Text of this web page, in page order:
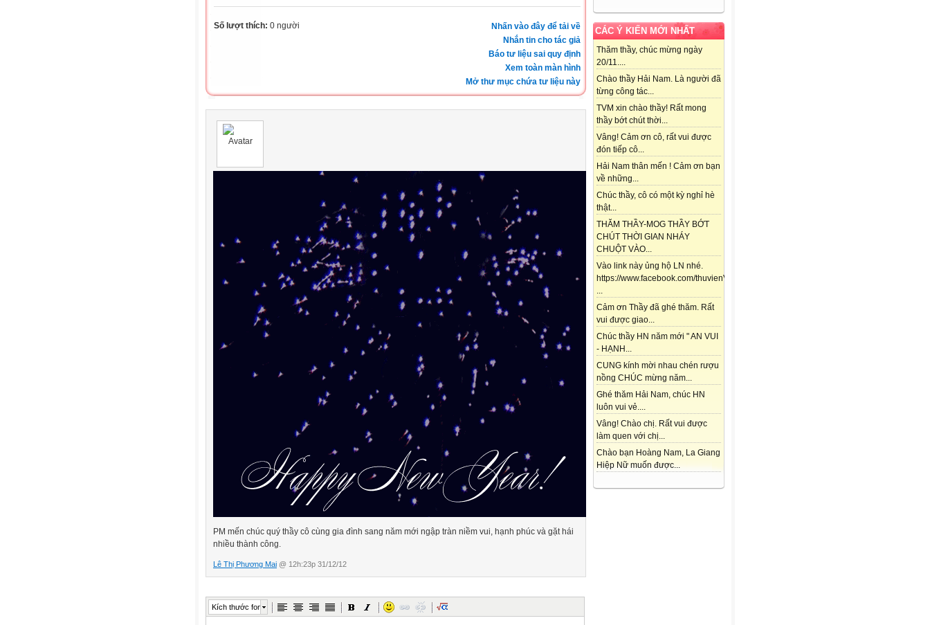
CÁC Ý KIẾN MỚI NHẤT
Thăm thầy, chúc mừng ngày
20/11....
Chào thầy Hải Nam. Là người đã
từng công tác...
TVM xin chào thầy! Rất mong
thầy bớt chút thời...
Vâng! Cảm ơn cô, rất vui được
đón tiếp cô...
Hải Nam thân mến ! Cảm ơn bạn
về những...
Chúc thầy, cô có một kỳ nghỉ hè
thật...
THĂM THẦY-MOG THẦY BỚT
CHÚT THỜI GIAN NHÁY
CHUỘT VÀO...
Vào link này ủng hộ LN nhé.
https://www.facebook.com/thuvienViolet.vn/posts/118357841688292
...
Cảm ơn Thầy đã ghé thăm. Rất
vui được giao...
Chúc thầy HN năm mới " AN VUI
- HẠNH...
CUNG kính mời nhau chén rượu
nồng CHÚC mừng năm...
Ghé thăm Hải Nam, chúc HN
luôn vui vẻ....
Vâng! Chào chị. Rất vui được
làm quen với chị...
Chào bạn Hoàng Nam, La Giang
Hiệp Nữ muốn được...
Nhấn vào đây để tải về
Nhắn tin cho tác giả
Báo tư liệu sai quy định
Xem toàn màn hình
Mở thư mục chứa tư liệu này
Số lượt thích: 0 người
PM mến chúc quý thầy cô cùng gia đình sang năm mới ngập tràn niềm vui, hạnh phúc và gặt hái
nhiều thành công.
Lê Thị Phương Mai @ 12h:23p 31/12/12
Kích thước font